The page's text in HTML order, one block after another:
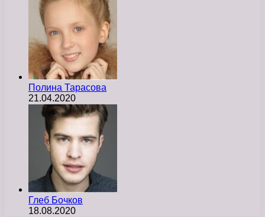
Полина Тарасова
21.04.2020
Глеб Бочков
18.08.2020